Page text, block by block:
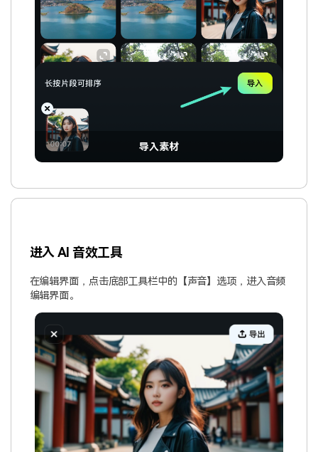
导入素材
进入 AI 音效工具
在编辑界面，点击底部工具栏中的【声音】选项，进入音频
编辑界面。